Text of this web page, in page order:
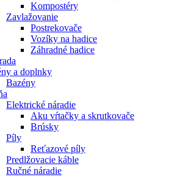
Kompostéry
Zavlažovanie
Postrekovače
Vozíky na hadice
Záhradné hadice
a doplnky
Bazény
Elektrické náradie
Aku vŕtačky a skrutkovače
Brúsky
Píly
Reťazové píly
Predlžovacie káble
Ručné náradie